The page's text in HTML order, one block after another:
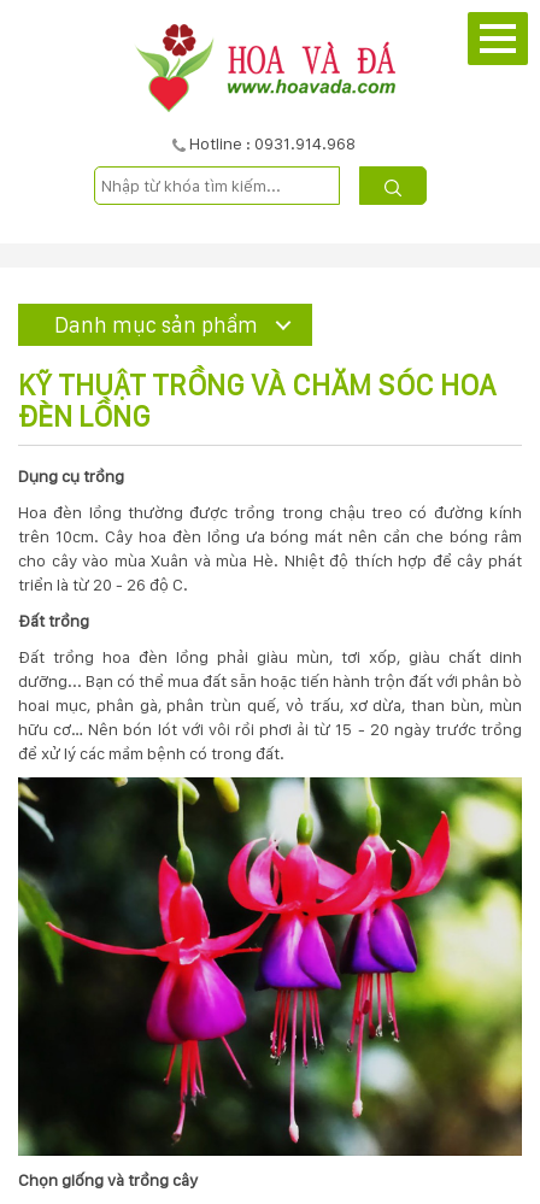
Hotline : 0931.914.968
PHẨM
DỊCH
VỤ
KỸ
THUẬT
TRỒNG
CÂY
HÌNH
ẢNH
LIÊN
:
0931.914.968
Danh mục sản phẩm
KỸ THUẬT TRỒNG VÀ CHĂM SÓC HOA
ĐÈN LỒNG
Dụng cụ trồng
Hoa đèn lồng thường được trồng trong chậu treo có đường kính
trên 10cm. Cây hoa đèn lồng ưa bóng mát nên cần che bóng râm
cho cây vào mùa Xuân và mùa Hè. Nhiệt độ thích hợp để cây phát
triển là từ 20 - 26 độ C.
Đất trồng
Đất trồng hoa đèn lồng phải giàu mùn, tơi xốp, giàu chất dinh
dưỡng... Bạn có thể mua đất sẵn hoặc tiến hành trộn đất với phân bò
hoai mục, phân gà, phân trùn quế, vỏ trấu, xơ dừa, than bùn, mùn
hữu cơ… Nên bón lót với vôi rồi phơi ải từ 15 - 20 ngày trước trồng
để xử lý các mầm bệnh có trong đất.
Chọn giống và trồng cây